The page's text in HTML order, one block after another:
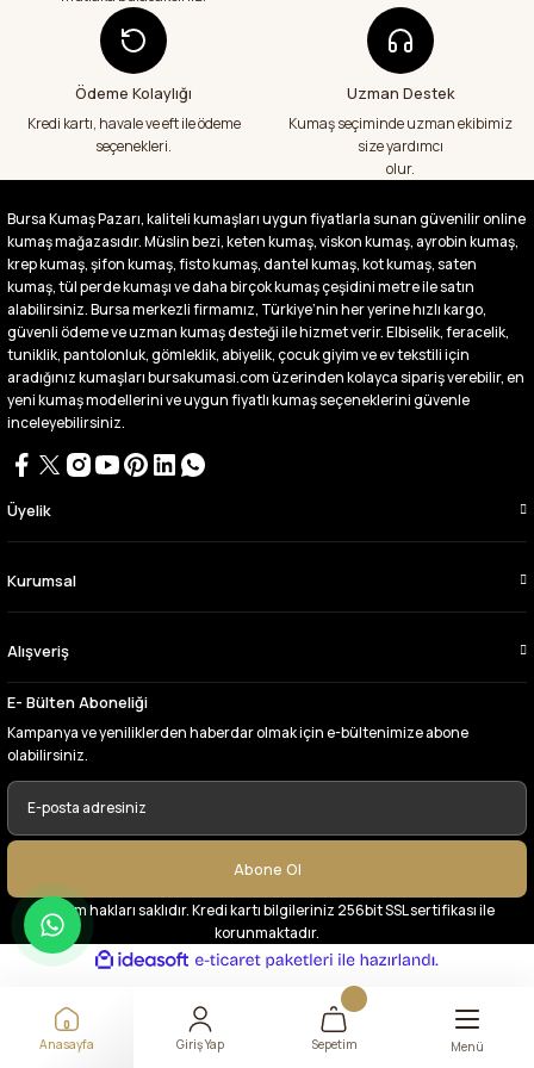
A... S... | 24/07/2026
Fiyatlar uygun ve çok fazla seçenek var
büyük kolaylık emeği geçenlere teşekkür
Buradan ikinci alışverişim ikisinden de çok
memnun kaldım teşekkürler.
Büşra Singeç | 02/07/2026
Bursa kumaş pazarından defalarca kumaş
aldım videoda anlatılıp gosterildigi gibi
çıktı. bu zamana kadar sorun yaşamadım
uygun fiyatlarından ve kalitesinden dolayı
tercih ettiğim kumaşçi
D... Ç... | 27/06/2026
Çok memnun kaldım,teşekkürler
Ödeme Kolaylığı
Kredi kartı, havale ve eft ile ödeme
seçenekleri.
Uzman Destek
Kumaş seçiminde uzman ekibimiz
size yardımcı
olur.
Bursa Kumaş Pazarı, kaliteli kumaşları uygun fiyatlarla sunan güvenilir online
kumaş mağazasıdır. Müslin bezi, keten kumaş, viskon kumaş, ayrobin kumaş,
krep kumaş, şifon kumaş, fisto kumaş, dantel kumaş, kot kumaş, saten
kumaş, tül perde kumaşı ve daha birçok kumaş çeşidini metre ile satın
alabilirsiniz. Bursa merkezli firmamız, Türkiye’nin her yerine hızlı kargo,
güvenli ödeme ve uzman kumaş desteği ile hizmet verir. Elbiselik, feracelik,
tuniklik, pantolonluk, gömleklik, abiyelik, çocuk giyim ve ev tekstili için
aradığınız kumaşları bursakumasi.com üzerinden kolayca sipariş verebilir, en
yeni kumaş modellerini ve uygun fiyatlı kumaş seçeneklerini güvenle
inceleyebilirsiniz.
Üyelik
Kurumsal
Alışveriş
E- Bülten Aboneliği
Kampanya ve yeniliklerden haberdar olmak için e-bültenimize abone
olabilirsiniz.
Abone Ol
© Tüm hakları saklıdır. Kredi kartı bilgileriniz 256bit SSL sertifikası ile
korunmaktadır.
Anasayfa Giriş Yap Sepetim Menü
ideasoft
e-
paketleri